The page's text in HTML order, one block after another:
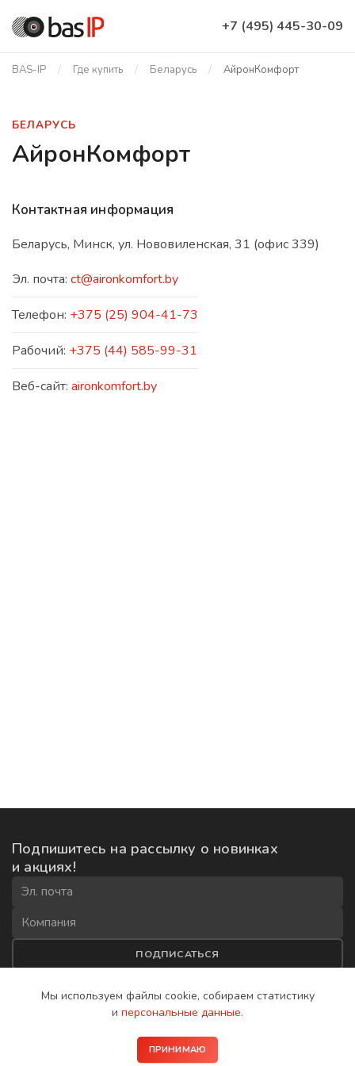
+7 (495) 445-30-09
BAS-IP Где купить Беларусь АйронКомфорт
БЕЛАРУСЬ
АйронКомфорт
Контактная информация
Беларусь, Минск, ул. Нововиленская, 31 (офис 339)
Эл. почта: ct@aironkomfort.by
Телефон: +375 (25) 904-41-73
Рабочий: +375 (44) 585-99-31
Веб-сайт: aironkomfort.by
Подпишитесь на рассылку о новинках
и акциях!
ПОДПИСАТЬСЯ
рассылки
2008−2026 © IP-домофоны BAS-IP
Мы используем файлы cookie, собираем статистику
и персональные данные.
ПРИНИМАЮ